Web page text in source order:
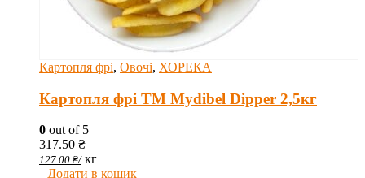
Картопля фрі, Овочі, ХОРЕКА
Картопля фрі ТМ Mydibel Dipper 2,5кг
0 out of 5
317.50 ₴
127.00 ₴/ кг
Додати в кошик